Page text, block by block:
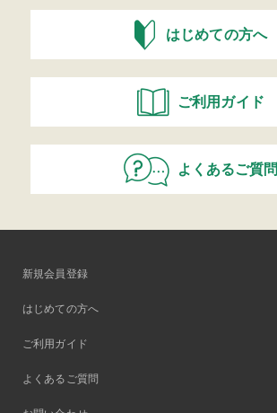
はじめての方へ
ご利用ガイド
よくあるご質問
新規会員登録
はじめての方へ
ご利用ガイド
よくあるご質問